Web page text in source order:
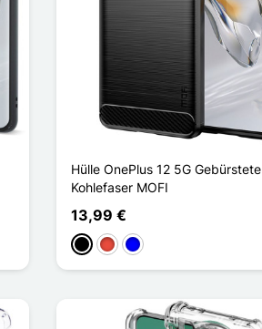
Hülle OnePlus 12 5G Gebürstete
Kohlefaser MOFI
13,99 €
Schwarz
Rot Blau